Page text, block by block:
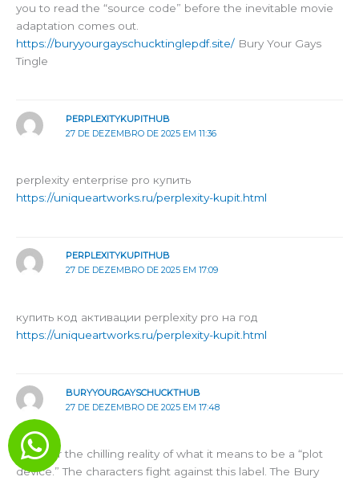
you to read the “source code” before the inevitable movie
adaptation comes out.
https://buryyourgayschucktinglepdf.site/ Bury Your Gays
Tingle
PERPLEXITYKUPITHUB
27 DE DEZEMBRO DE 2025 EM 11:36
perplexity enterprise pro купить
https://uniqueartworks.ru/perplexity-kupit.html
PERPLEXITYKUPITHUB
27 DE DEZEMBRO DE 2025 EM 17:09
купить код активации perplexity pro на год
https://uniqueartworks.ru/perplexity-kupit.html
BURYYOURGAYSCHUCKTHUB
27 DE DEZEMBRO DE 2025 EM 17:48
Uncover the chilling reality of what it means to be a “plot
device.” The characters fight against this label. The Bury